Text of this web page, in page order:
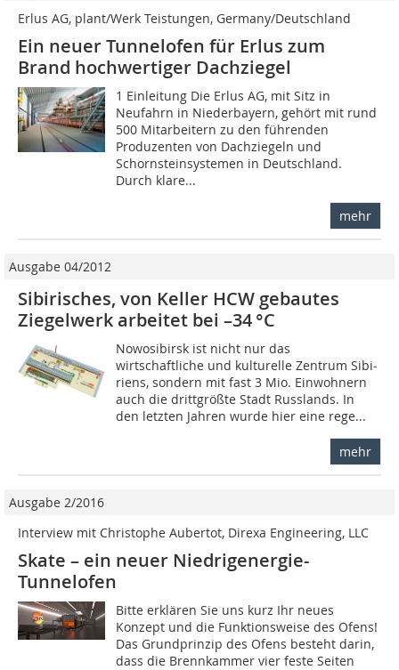
Erlus AG, plant/Werk Teistungen, Germany/Deutschland
Ein neuer Tunnelofen für Erlus zum
Brand hochwertiger Dachziegel
1 Einleitung Die Erlus AG, mit Sitz in
Neufahrn in Niederbayern, gehört mit rund
500 Mitarbeitern zu den führenden
Produzenten von Dachziegeln und
Schornsteinsystemen in Deutschland.
Durch klare...
mehr
Ausgabe 04/2012
Sibirisches, von Keller HCW gebautes
Ziegelwerk arbeitet bei –34 °C
Nowosibirsk ist nicht nur das
wirtschaftliche und kulturelle Zentrum Sibi­
riens, sondern mit fast 3 Mio. Einwohnern
auch die drittgrößte Stadt Russlands. In
den letzten Jahren wurde hier eine rege...
mehr
Ausgabe 2/2016
Interview mit Christophe Aubertot, Direxa Engineering, LLC
Skate – ein neuer Niedrigenergie-
Tunnelofen
Bitte erklären Sie uns kurz Ihr neues
Konzept und die Funktionsweise des Ofens!
Das Grundprinzip des Ofens besteht darin,
dass die Brennkammer vier feste Seiten